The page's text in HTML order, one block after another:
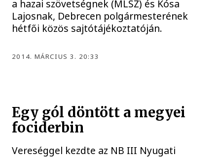
a hazai szövetségnek (MLSZ) és Kósa
Lajosnak, Debrecen polgármesterének
hétfői közös sajtótájékoztatóján.
2014. MÁRCIUS 3. 20:33
Egy gól döntött a megyei
fociderbin
Vereséggel kezdte az NB III Nyugati